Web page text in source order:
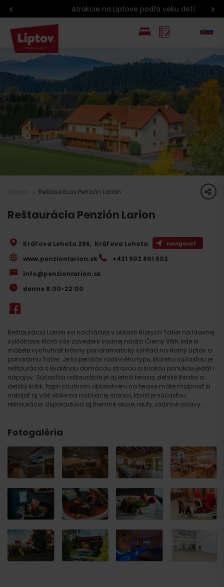
Atrakcie na Liptove podľa veku detí
EN
PL
Reštaurácia Penzión Larion share
Reštaurácia Penzión Larion
Reštaurácia Larion sa nachádza v oblasti Nízkych Tatier na hlavnej
cyklotrase, ktorá vás zavedie k vodnej nádrži Čierny Váh, kde si
môžete vychutnať krásny panoramatický výhľad na Horný Liptov a
panorámu Tatier. Je to penzión rodinného typu, ktorého súčasťou je
reštaurácia s kvalitnou domácou stravou a širokou ponukou jedál i
nápojov. Súčasťou reštaurácie je aj letná terasa, detské ihrisko a
detský kútik. Popri chutnom občerstvení na terase máte možnosť si
nabíjať aj váš ebike na nabíjacej stanici, ktorá je súčasťou
reštaurácie. Usporadúva aj firemné akcie, rauty, rodinné oslavy….
Kráľova Lehota 266, Kráľova Lehota navigovať
www.penzionlarion.sk
+421 902 801 602
info@penzionlarion.sk
denne 8:00-22:00
Fotogaléria